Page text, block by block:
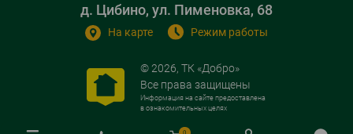
© 2026, ТК «Добро»
Все права защищены
Информация на сайте предоставлена
в ознакомительных целях
д. Цибино, ул. Пименовка, 68
На карте Режим работы